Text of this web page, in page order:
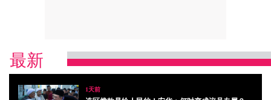
最新
1天前